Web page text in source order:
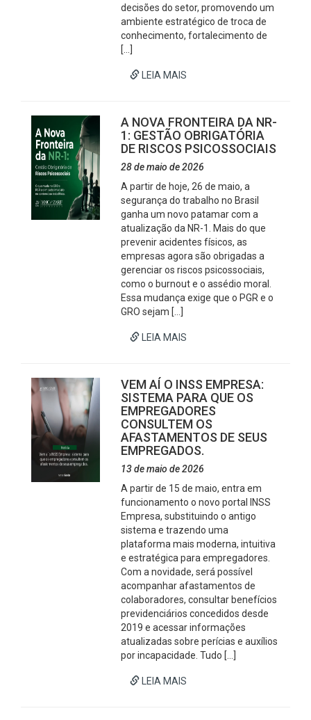
decisões do setor, promovendo um
ambiente estratégico de troca de
conhecimento, fortalecimento de
[…]
LEIA MAIS
A NOVA FRONTEIRA DA NR-
1: GESTÃO OBRIGATÓRIA
DE RISCOS PSICOSSOCIAIS
28 de maio de 2026
A partir de hoje, 26 de maio, a
segurança do trabalho no Brasil
ganha um novo patamar com a
atualização da NR-1. Mais do que
prevenir acidentes físicos, as
empresas agora são obrigadas a
gerenciar os riscos psicossociais,
como o burnout e o assédio moral.
Essa mudança exige que o PGR e o
GRO sejam […]
LEIA MAIS
VEM AÍ O INSS EMPRESA:
SISTEMA PARA QUE OS
EMPREGADORES
CONSULTEM OS
AFASTAMENTOS DE SEUS
EMPREGADOS.
13 de maio de 2026
A partir de 15 de maio, entra em
funcionamento o novo portal INSS
Empresa, substituindo o antigo
sistema e trazendo uma
plataforma mais moderna, intuitiva
e estratégica para empregadores.
Com a novidade, será possível
acompanhar afastamentos de
colaboradores, consultar benefícios
previdenciários concedidos desde
2019 e acessar informações
atualizadas sobre perícias e auxílios
por incapacidade. Tudo […]
LEIA MAIS